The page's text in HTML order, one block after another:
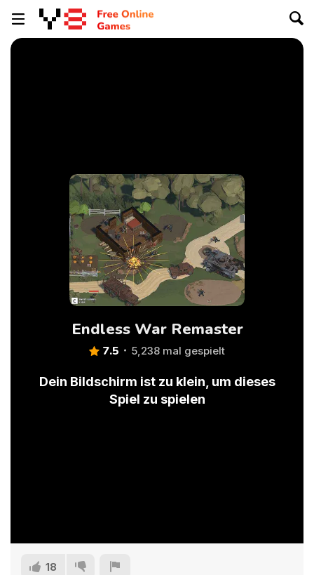
Endless War Remaster
7.5 5,238 mal gespielt
Dein Bildschirm ist zu klein, um dieses
Spiel zu spielen
18